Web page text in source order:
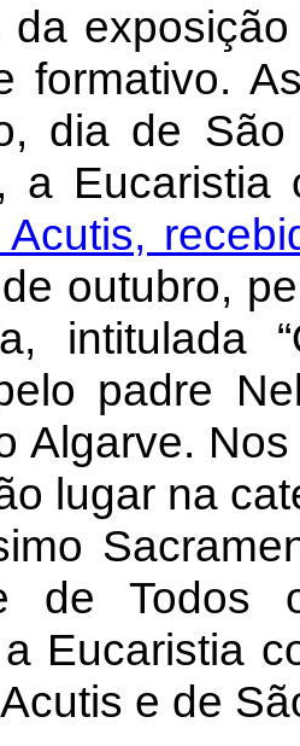
da
formativo.
dia de
a Eucaristia
Acutis,
outubro,
intitulada
padre
Algarve.
lugar na
de Todos
Eucaristia
e de